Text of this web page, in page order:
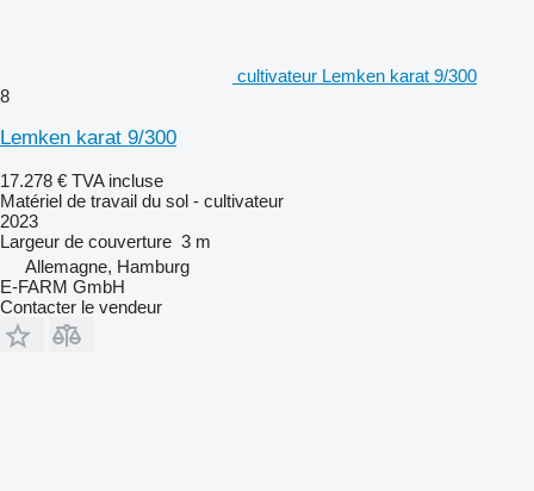
cultivateur Lemken karat 9/300
8
Lemken karat 9/300
17.278 € TVA incluse
Matériel de travail du sol - cultivateur
2023
Largeur de couverture 3 m
Allemagne, Hamburg
E-FARM GmbH
Contacter le vendeur